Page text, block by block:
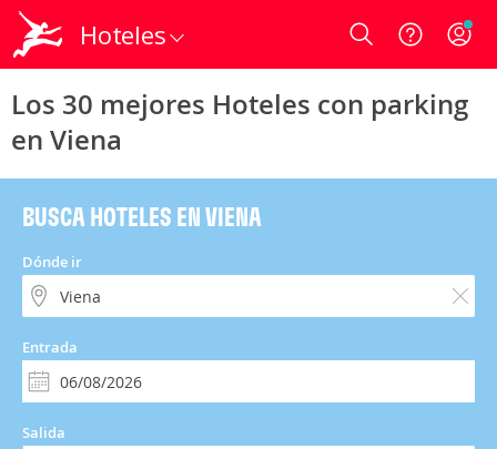
Hoteles Login
Los 30 mejores Hoteles con parking
en Viena
BUSCA HOTELES EN VIENA
Dónde ir
Entrada
Salida